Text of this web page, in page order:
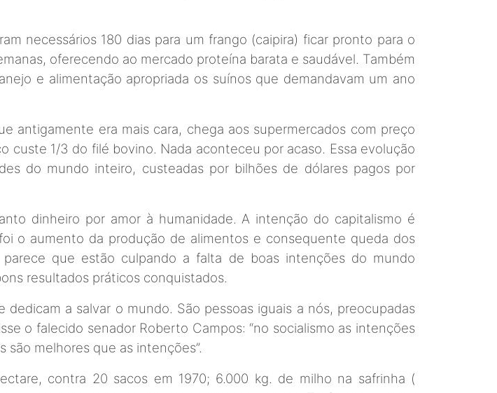
necessários 180 dias para um frango (caipira) ficar pronto para o
oferecendo ao mercado proteína barata e saudável. Também
e alimentação apropriada os suínos que demandavam um ano
antigamente era mais cara, chega aos supermercados com preço
1/3 do filé bovino. Nada aconteceu por acaso. Essa evolução
do mundo inteiro, custeadas por bilhões de dólares pagos por
dinheiro por amor à humanidade. A intenção do capitalismo é
o aumento da produção de alimentos e consequente queda dos
que estão culpando a falta de boas intenções do mundo
resultados práticos conquistados.
a salvar o mundo. São pessoas iguais a nós, preocupadas
o falecido senador Roberto Campos: “no socialismo as intenções
melhores que as intenções”.
contra 20 sacos em 1970; 6.000 kg. de milho na safrinha (